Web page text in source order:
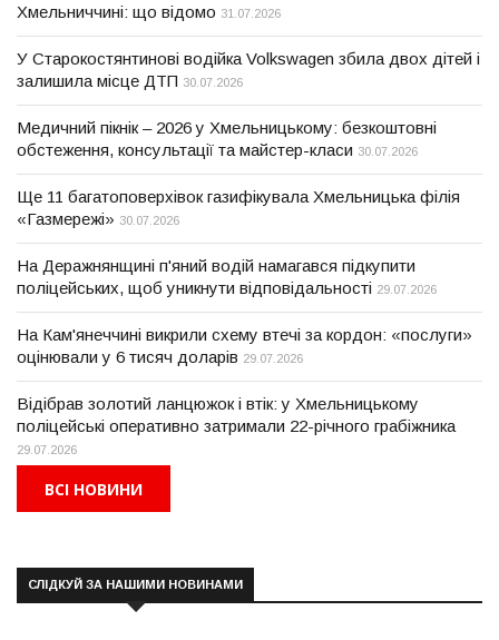
Хмельниччині: що відомо 31.07.2026
У Старокостянтинові водійка Volkswagen збила двох дітей і
залишила місце ДТП 30.07.2026
Медичний пікнік – 2026 у Хмельницькому: безкоштовні
обстеження, консультації та майстер-класи 30.07.2026
Ще 11 багатоповерхівок газифікувала Хмельницька філія
«Газмережі» 30.07.2026
На Деражнянщині п'яний водій намагався підкупити
поліцейських, щоб уникнути відповідальності 29.07.2026
На Кам'янеччині викрили схему втечі за кордон: «послуги»
оцінювали у 6 тисяч доларів 29.07.2026
Відібрав золотий ланцюжок і втік: у Хмельницькому
поліцейські оперативно затримали 22-річного грабіжника
29.07.2026
ВСІ НОВИНИ
СЛІДКУЙ ЗА НАШИМИ НОВИНАМИ